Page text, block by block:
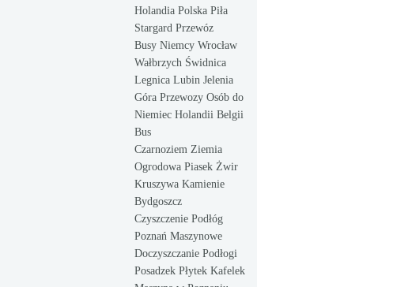
Holandia Polska Piła
Stargard Przewóz
Busy Niemcy Wrocław
Wałbrzych Świdnica
Legnica Lubin Jelenia
Góra Przewozy Osób do
Niemiec Holandii Belgii
Bus
Czarnoziem Ziemia
Ogrodowa Piasek Żwir
Kruszywa Kamienie
Bydgoszcz
Czyszczenie Podłóg
Poznań Maszynowe
Doczyszczanie Podłogi
Posadzek Płytek Kafelek